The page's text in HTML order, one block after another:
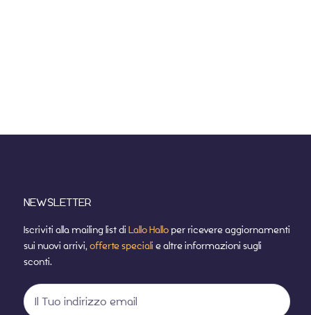
NEWSLETTER
Iscriviti alla mailing list di Lallo Halloper ricevere aggiornamenti
sui nuovi arrivi,offerte speciali e altre informazioni sugli
sconti.